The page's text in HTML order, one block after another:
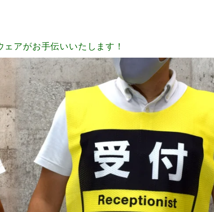
アがお手伝いいたします！